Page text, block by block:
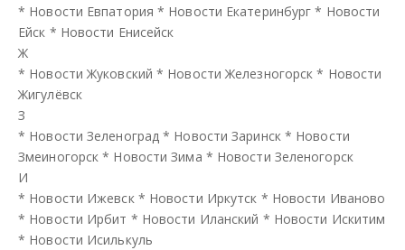
* Новости Евпатория * Новости Екатеринбург * Новости
Ейск * Новости Енисейск
Ж
* Новости Жуковский * Новости Железногорск * Новости
Жигулёвск
З
* Новости Зеленоград * Новости Заринск * Новости
Змеиногорск * Новости Зима * Новости Зеленогорск
И
* Новости Ижевск * Новости Иркутск * Новости Иваново
* Новости Ирбит * Новости Иланский * Новости Искитим
* Новости Исилькуль